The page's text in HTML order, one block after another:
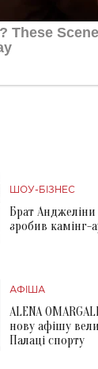
ШОУ-БІЗНЕС
Брат
зробив камінг-
АФІША
ALENA
нову афішу
Палаці спорту